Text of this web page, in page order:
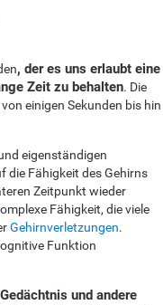
, der es uns erlaubt eine
Zeit zu behalten. Die
einigen Sekunden bis hin
eigenständigen
die Fähigkeit des Gehirns
Zeitpunkt wieder
Fähigkeit, die viele
Gehirnverletzungen.
Funktion
und andere